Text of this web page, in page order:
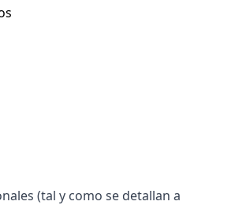
(tal y como se detallan a